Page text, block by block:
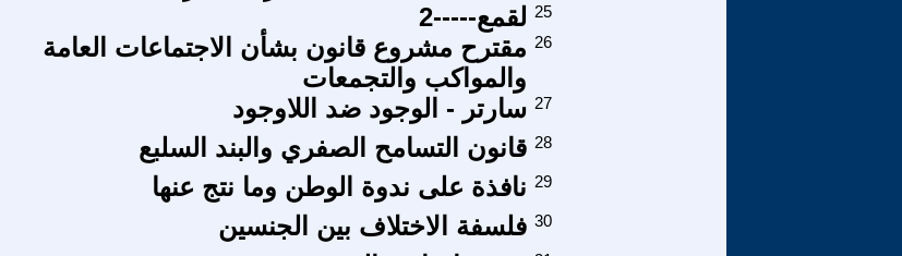
لقمع-----2 25
مقترح مشروع قانون بشأن الاجتماعات العامة
والمواكب والتجمعات
26
سارتر - الوجود ضد اللاوجود 27
قانون التسامح الصفري والبند السلبع 28
نافذة على ندوة الوطن وما نتج عنها 29
فلسفة الاختلاف بين الجنسين 30